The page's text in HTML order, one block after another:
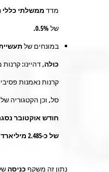
מדד ממשלתי כללי
של
0.5%
.
במונחים של
כולה, דהיינו:
קרנות נאמנות
סל, וכן הקטגוריה
חודש אוקטובר
של כ-2.485 מיליארד ₪.
נתון זה משקף כניסה